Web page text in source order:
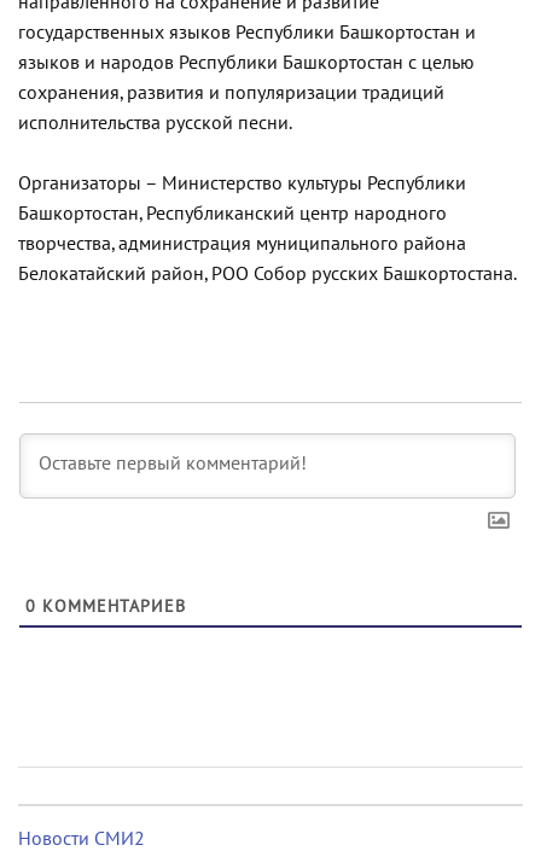
государственных языков Республики Башкортостан и
языков и народов Республики Башкортостан с целью
сохранения, развития и популяризации традиций
исполнительства русской песни.
Организаторы – Министерство культуры Республики
Башкортостан, Республиканский центр народного
творчества, администрация муниципального района
Белокатайский район, РОО Собор русских Башкортостана.
0 КОММЕНТАРИЕВ
Новости СМИ2